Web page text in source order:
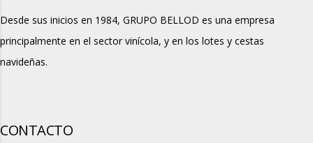
Desde sus inicios en 1984, GRUPO BELLOD es una empresa
principalmente en el sector vinícola, y en los lotes y cestas
navideñas.
CONTACTO